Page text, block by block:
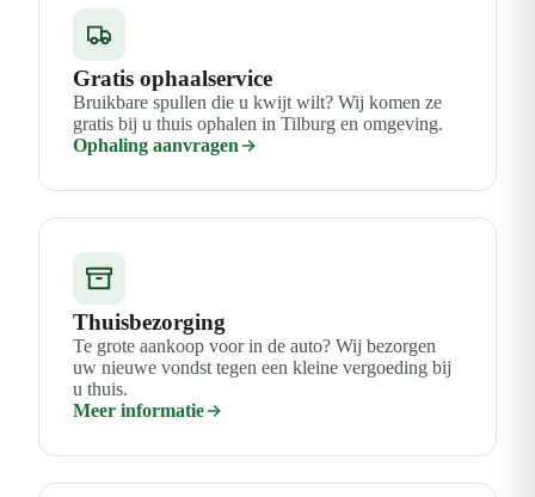
Gratis ophaalservice
Bruikbare spullen die u kwijt wilt? Wij komen ze
gratis bij u thuis ophalen in Tilburg en omgeving.
Ophaling aanvragen
Thuisbezorging
Te grote aankoop voor in de auto? Wij bezorgen
uw nieuwe vondst tegen een kleine vergoeding bij
u thuis.
Meer informatie